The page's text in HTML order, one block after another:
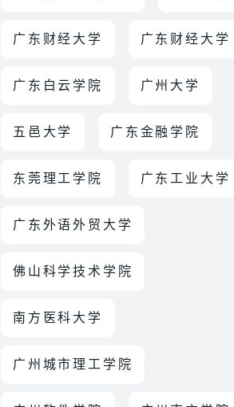
广东财经大学 广东财经大学
广东白云学院 广州大学
五邑大学 广东金融学院
东莞理工学院 广东工业大学
广东外语外贸大学
佛山科学技术学院
南方医科大学
广州城市理工学院